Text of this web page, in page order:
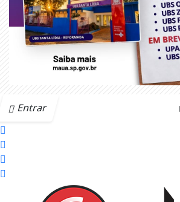
Entrar